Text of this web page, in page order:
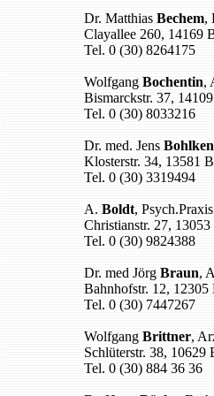
Dr. Matthias Bechem,
Clayallee 260, 14169
Tel. 0 (30) 8264175
Wolfgang Bochentin,
Bismarckstr. 37,
Tel. 0 (30) 8033216
Dr. med. Jens Bohlken
Klosterstr. 34, 13581
Tel. 0 (30) 3319494
A. Boldt, Psych.Praxis
Christianstr. 27,
Tel. 0 (30) 9824388
Dr. med Jörg Braun,
Bahnhofstr. 12, 12305
Tel. 0 (30) 7447267
Wolfgang Brittner,
Schlüterstr. 38, 10629
Tel. 0 (30) 884 36 36